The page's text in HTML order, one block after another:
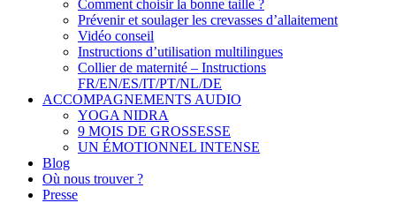
Comment choisir la bonne taille ?
Prévenir et soulager les crevasses d’allaitement
Vidéo conseil
Instructions d’utilisation multilingues
Collier de maternité – Instructions
FR/EN/ES/IT/PT/NL/DE
ACCOMPAGNEMENTS AUDIO
YOGA NIDRA
9 MOIS DE GROSSESSE
UN ÉMOTIONNEL INTENSE
Blog
Où nous trouver ?
Presse